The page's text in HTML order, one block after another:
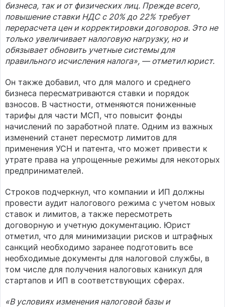
бизнеса, так и от физических лиц. Прежде всего,
повышение ставки НДС с 20% до 22% требует
перерасчета цен и корректировки договоров. Это не
только увеличивает налоговую нагрузку, но и
обязывает обновить учетные системы для
правильного исчисления налога», — отметил юрист.
Он также добавил, что для малого и среднего
бизнеса пересматриваются ставки и порядок
взносов. В частности, отменяются пониженные
тарифы для части МСП, что повысит фонды
начислений по заработной плате. Одним из важных
изменений станет пересмотр лимитов для
применения УСН и патента, что может привести к
утрате права на упрощенные режимы для некоторых
предпринимателей.
Строков подчеркнул, что компании и ИП должны
провести аудит налогового режима с учетом новых
ставок и лимитов, а также пересмотреть
договорную и учетную документацию. Юрист
отметил, что для минимизации рисков и штрафных
санкций необходимо заранее подготовить все
необходимые документы для налоговой службы, в
том числе для получения налоговых каникул для
стартапов и ИП в соответствующих сферах.
«В условиях изменения налоговой базы и